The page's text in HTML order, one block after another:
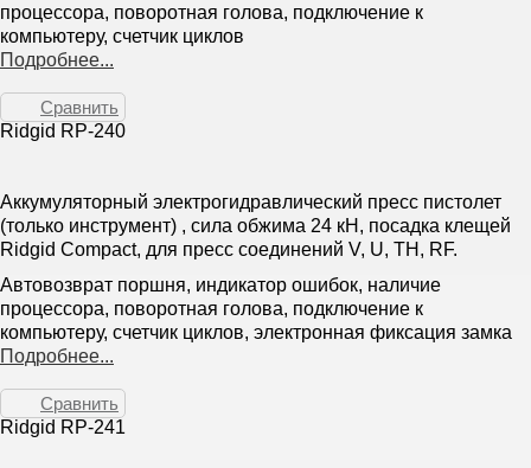
процессора, поворотная голова, подключение к
компьютеру, счетчик циклов
Подробнее...
Сравнить
Ridgid RP-240
Аккумуляторный электрогидравлический пресс пистолет
(только инструмент) , сила обжима 24 кН, посадка клещей
Ridgid Compact, для пресс соединений V, U, TH, RF.
Автовозврат поршня, индикатор ошибок, наличие
процессора, поворотная голова, подключение к
компьютеру, счетчик циклов, электронная фиксация замка
Подробнее...
Сравнить
Ridgid RP-241